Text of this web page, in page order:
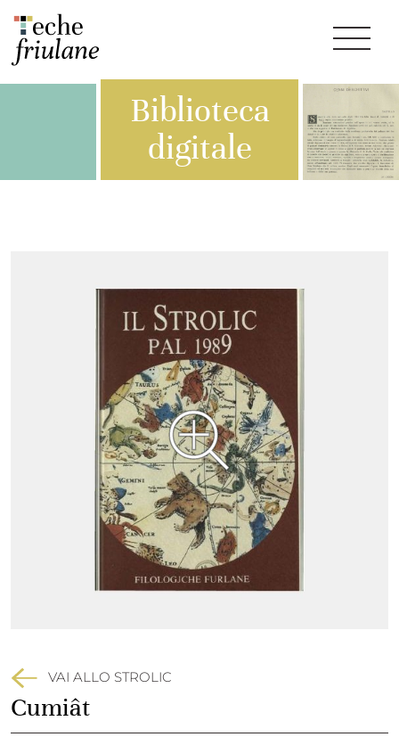
Biblioteca
digitale
VAI ALLO STROLIC
Cumiât